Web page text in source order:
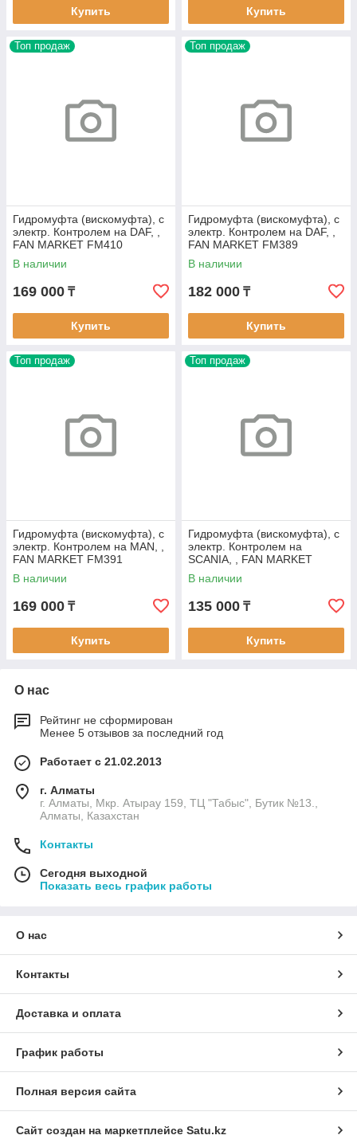
Купить Купить
Топ продаж
Гидромуфта (вискомуфта), с
электр. Контролем на DAF, ,
FAN MARKET FM410
В наличии
169 000 ₸
Купить
Топ продаж
Гидромуфта (вискомуфта), с
электр. Контролем на DAF, ,
FAN MARKET FM389
В наличии
182 000 ₸
Купить
Топ продаж
Гидромуфта (вискомуфта), с
электр. Контролем на MAN, ,
FAN MARKET FM391
В наличии
169 000 ₸
Купить
Топ продаж
Гидромуфта (вискомуфта), с
электр. Контролем на
SCANIA, , FAN MARKET
FM311
В наличии
135 000 ₸
Купить
О нас
Рейтинг не сформирован
Менее 5 отзывов за последний год
Работает с 21.02.2013
г. Алматы
г. Алматы, Мкр. Атырау 159, ТЦ "Табыс", Бутик №13.,
Алматы, Казахстан
Контакты
Сегодня выходной
Показать весь график работы
О нас
Контакты
Доставка и оплата
График работы
Полная версия сайта
Сайт создан на маркетплейсе Satu.kz